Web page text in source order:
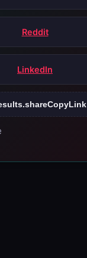
Reddit
LinkedIn